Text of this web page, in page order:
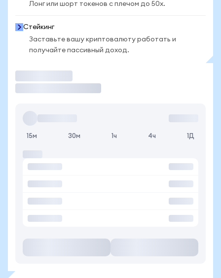
Лонг или шорт токенов с плечом до 50x.
Стейкинг
Заставьте вашу криптовалюту работать и
получайте пассивный доход.
15м 30м 1ч 4ч 1Д